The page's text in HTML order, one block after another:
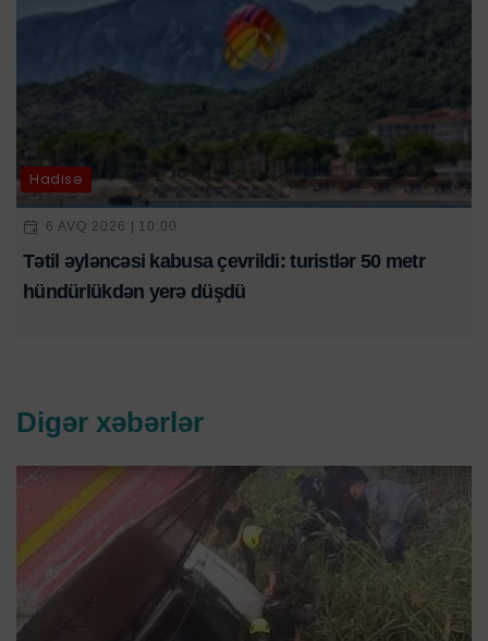
Hadisə
6 AVQ 2026 | 10:00
Tətil əyləncəsi kabusa çevrildi: turistlər 50 metr
hündürlükdən yerə düşdü
Digər xəbərlər